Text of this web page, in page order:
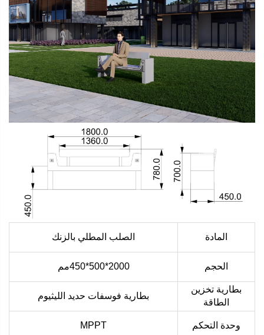
المادة الصلب المطلي بالزنك
الحجم 2000*500*450مم
بطارية تخزين
الطاقة
بطارية فوسفات حديد الليثيوم
وحدة التحكم MPPT